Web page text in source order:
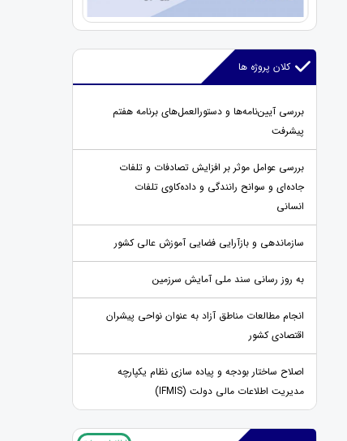
کلان پروژه ها
بررسی آیین‌نامه‌ها و دستورالعمل‌های برنامه هفتم
پیشرفت
بررسی عوامل موثر بر افزایش تصادفات و تلفات
جاده‌ای و سوانح رانندگی و داده‌کاوی تلفات
انسانی
سازماندهی و بازآرایی فضایی آموزش عالی کشور
به روز رسانی سند ملی آمایش سرزمین
انجام مطالعات مناطق آزاد به عنوان نواحی پیشران
اقتصادی کشور
اصلاح ساختار بودجه و پیاده سازی نظام یکپارچه
مدیریت اطلاعات مالی دولت (IFMIS)